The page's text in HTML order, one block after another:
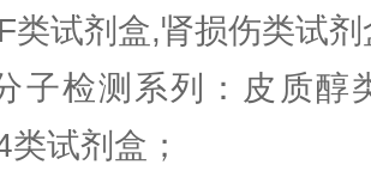
类试剂盒,肾损伤类试剂
子检测系列：皮质醇
试剂盒；